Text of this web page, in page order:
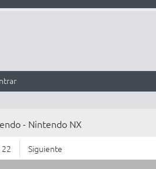
- Nintendo NX
22 Siguiente